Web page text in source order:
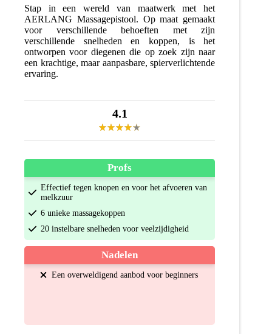
Stap in een wereld van maatwerk met het
AERLANG Massagepistool. Op maat gemaakt
voor verschillende behoeften met zijn
verschillende snelheden en koppen, is het
ontworpen voor diegenen die op zoek zijn naar
een krachtige, maar aanpasbare, spierverlichtende
ervaring.
4.1
Profs
Effectief tegen knopen en voor het afvoeren van
melkzuur
6 unieke massagekoppen
20 instelbare snelheden voor veelzijdigheid
Nadelen
Een overweldigend aanbod voor beginners